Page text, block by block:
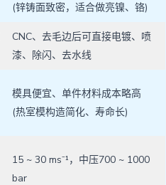
(锌铸面致密，适合做亮镍、铬)
CNC、去毛边后可直接电镀、喷
漆、除闪、去水线
模具便宜、单件材料成本略高
(热室模构造简化、寿命长)
15 ~ 30 ms⁻¹，中压700 ~ 1000
bar